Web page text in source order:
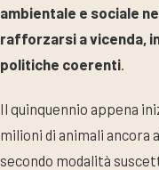
ambientale e sociale
rafforzarsi a vicenda,
politiche coerenti.
Il quinquennio appena
milioni di animali ancora
secondo modalità